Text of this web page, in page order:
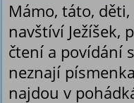
Mámo, táto,
navštíví Ježíšek,
čtení a povídání
neznají
najdou v